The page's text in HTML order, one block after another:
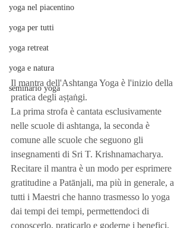
yoga nel piacentino
yoga per tutti
yoga retreat
yoga e natura
seminario yoga
Il mantra dell'Ashtanga Yoga è l'inizio della
pratica degli aṣṭaṅgi.
La prima strofa è cantata esclusivamente
nelle scuole di ashtanga, la seconda è
comune alle scuole che seguono gli
insegnamenti di Sri T. Krishnamacharya.
Recitare il mantra è un modo per esprimere
gratitudine a Patānjali, ma più in generale, a
tutti i Maestri che hanno trasmesso lo yoga
dai tempi dei tempi, permettendoci di
conoscerlo, praticarlo e goderne i benefici.